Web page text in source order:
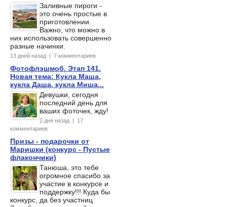
Заливные пироги -
это очень простые в
приготовлении.
Важно, что можно в
них использовать совершенно
разные начинки.
13 дней назад | 7 комментариев
Фотофлэшмоб. Этап 141.
Новая тема: Кукла Маша,
кукла Даша, кукла Миша...
Девушки, сегодня
последний день для
ваших фоточек, жду!
2 дня назад | 17
комментариев
Призы - подарочки от
Маришки (конкурс - Пустые
флакончики)
Танюша, это тебе
огромное спасибо за
участие в конкурсе и
поддержку!!! Куда бы
конкурс, да без участниц